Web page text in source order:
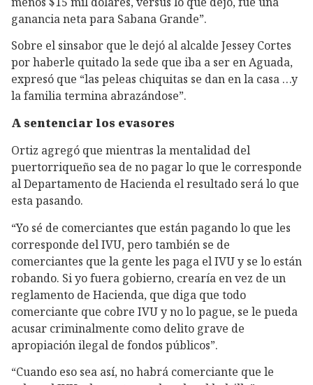
ganancia neta para Sabana Grande”.
Sobre el sinsabor que le dejó al alcalde Jessey Cortes
por haberle quitado la sede que iba a ser en Aguada,
expresó que “las peleas chiquitas se dan en la casa …y
la familia termina abrazándose”.
A sentenciar los evasores
Ortiz agregó que mientras la mentalidad del
puertorriqueño sea de no pagar lo que le corresponde
al Departamento de Hacienda el resultado será lo que
esta pasando.
“Yo sé de comerciantes que están pagando lo que les
corresponde del IVU, pero también se de
comerciantes que la gente les paga el IVU y se lo están
robando. Si yo fuera gobierno, crearía en vez de un
reglamento de Hacienda, que diga que todo
comerciante que cobre IVU y no lo pague, se le pueda
acusar criminalmente como delito grave de
apropiación ilegal de fondos públicos”.
“Cuando eso sea así, no habrá comerciante que le